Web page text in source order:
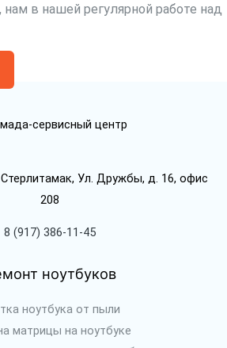
в нашей регулярной работе над
Ул. Дружбы, д. 16, офис
208
8 (917) 386-11-45
ноутбуков
ноутбука от пыли
матрицы на ноутбуке